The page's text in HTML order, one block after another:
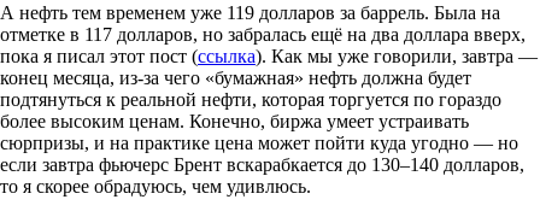
А нефть тем временем уже 119 долларов за баррель. Была на
отметке в 117 долларов, но забралась ещё на два доллара вверх,
пока я писал этот пост (ссылка). Как мы уже говорили, завтра —
конец месяца, из-за чего «бумажная» нефть должна будет
подтянуться к реальной нефти, которая торгуется по гораздо
более высоким ценам. Конечно, биржа умеет устраивать
сюрпризы, и на практике цена может пойти куда угодно — но
если завтра фьючерс Брент вскарабкается до 130–140 долларов,
то я скорее обрадуюсь, чем удивлюсь.